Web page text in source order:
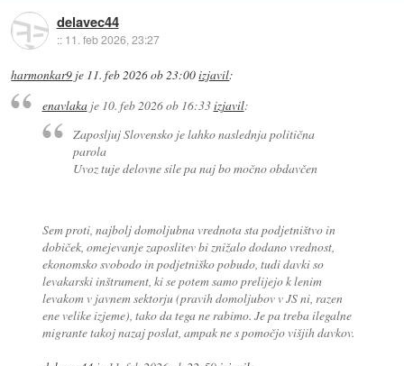
delavec44
:: 11. feb 2026, 23:27
harmonkar9 je 11. feb 2026 ob 23:00izjavil:
enavlakaje 10. feb 2026 ob 16:33izjavil:
Zaposljuj Slovensko je lahko naslednja politična
parola
Uvoz tuje delovne sile pa naj bo močno obdavčen
Sem proti, najbolj domoljubna vrednota sta podjetništvo in
dobiček, omejevanje zaposlitev bi znižalo dodano vrednost,
ekonomsko svobodo in podjetniško pobudo, tudi davki so
levakarski inštrument, ki se potem samo prelijejo k lenim
levakom v javnem sektorju (pravih domoljubov v JS ni, razen
ene velike izjeme), tako da tega ne rabimo. Je pa treba ilegalne
migrante takoj nazaj poslat, ampak ne s pomočjo višjih davkov.